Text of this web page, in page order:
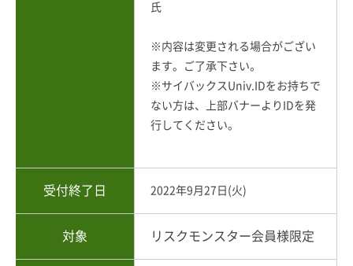
氏
※内容は変更される場合がござい
ます。ご了承下さい。
※サイバックスUniv.IDをお持ちで
ない方は、上部バナーよりIDを発
行してください。
受付終了日 2022年9月27日(火)
対象 リスクモンスター会員様限定